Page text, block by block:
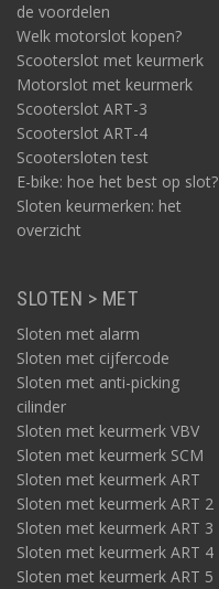
de voordelen
Welk motorslot kopen?
Scooterslot met keurmerk
Motorslot met keurmerk
Scooterslot ART-3
Scooterslot ART-4
Scootersloten test
E-bike: hoe het best op slot?
Sloten keurmerken: het
overzicht
SLOTEN > MET
Sloten met alarm
Sloten met cijfercode
Sloten met anti-picking
cilinder
Sloten met keurmerk VBV
Sloten met keurmerk SCM
Sloten met keurmerk ART
Sloten met keurmerk ART 2
Sloten met keurmerk ART 3
Sloten met keurmerk ART 4
Sloten met keurmerk ART 5